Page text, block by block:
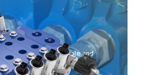
you will find durable and
valves.